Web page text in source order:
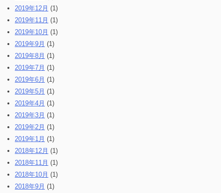
2019年12月 (1)
2019年11月 (1)
2019年10月 (1)
2019年9月 (1)
2019年8月 (1)
2019年7月 (1)
2019年6月 (1)
2019年5月 (1)
2019年4月 (1)
2019年3月 (1)
2019年2月 (1)
2019年1月 (1)
2018年12月 (1)
2018年11月 (1)
2018年10月 (1)
2018年9月 (1)